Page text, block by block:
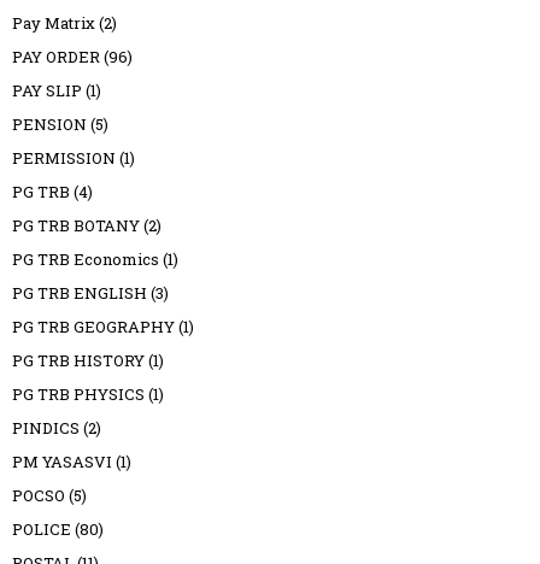
Pay Matrix(2)
PAY ORDER(96)
PAY SLIP (1)
PENSION (5)
PERMISSION (1)
PG TRB (4)
PG TRB BOTANY(2)
PG TRB Economics (1)
PG TRB ENGLISH (3)
PG TRB GEOGRAPHY(1)
PG TRB HISTORY(1)
PG TRB PHYSICS (1)
PINDICS (2)
PM YASASVI (1)
POCSO (5)
POLICE (80)